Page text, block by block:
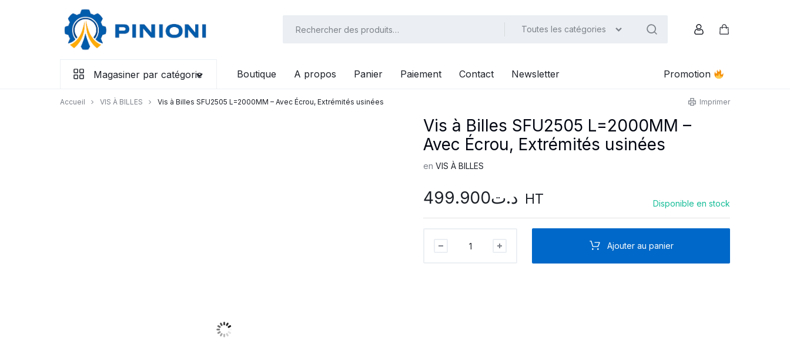
Toutes les catégories
Magasiner par catégorie Boutique A propos Panier Paiement Contact Newsletter Promotion
Accueil VIS À BILLES Vis à Billes SFU2505 L=2000MM – Avec Écrou, Extrémités usinées Imprimer
Vis à Billes SFU2505 L=2000MM –
Avec Écrou, Extrémités usinées
enVIS À BILLES
د.ت499.900 HT Disponible en stock
Ajouter au panier